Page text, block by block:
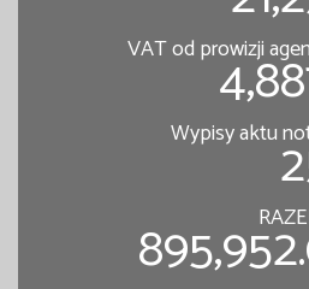
VAT od prowizji
Wypisy aktu